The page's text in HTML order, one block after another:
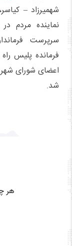
شهمیرزاد –
نماینده مردم
سرپرست
فرمانده پلیس
اعضای شورای
شد.